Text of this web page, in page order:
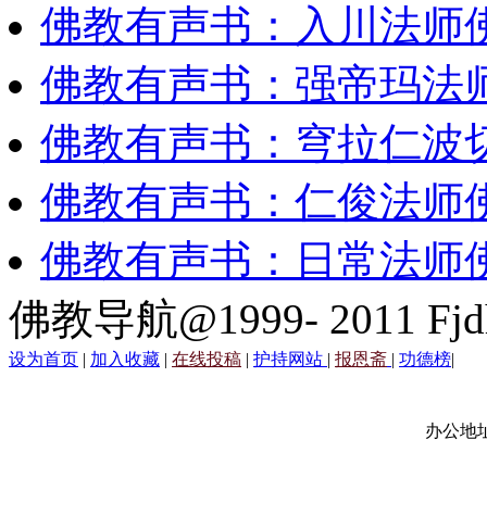
佛教有声书：入川法师
佛教有声书：强帝玛法
佛教有声书：穹拉仁波
佛教有声书：仁俊法师
佛教有声书：日常法师
佛教导航@1999- 2011
设为首页 | 加入收藏 | 在线投稿 | 护持网站 | 报恩斋 | 功德榜|
办公地